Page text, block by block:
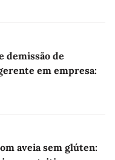
demissão de
em empresa:
aveia sem glúten: